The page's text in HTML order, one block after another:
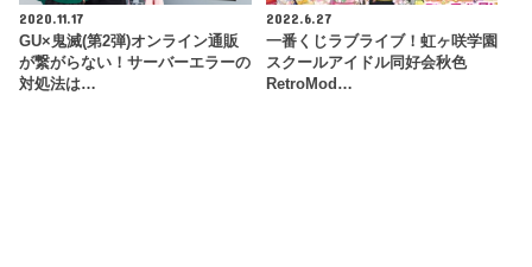
2020.11.17
GU×鬼滅(第2弾)オンライン通販
が繋がらない！サーバーエラーの
対処法は…
2022.6.27
一番くじラブライブ！虹ヶ咲学園
スクールアイドル同好会秋色
RetroMod…